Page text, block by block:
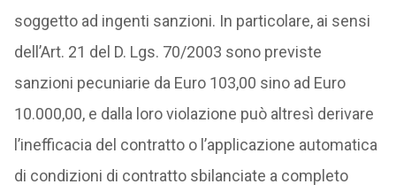
soggetto ad ingenti sanzioni. In particolare, ai sensi
dell’Art. 21 del D. Lgs. 70/2003 sono previste
sanzioni pecuniarie da Euro 103,00 sino ad Euro
10.000,00, e dalla loro violazione può altresì derivare
l’inefficacia del contratto o l’applicazione automatica
di condizioni di contratto sbilanciate a completo